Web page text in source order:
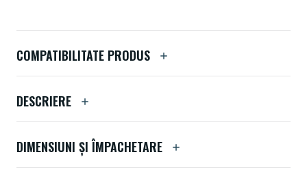
COMPATIBILITATE PRODUS
DESCRIERE
DIMENSIUNI ȘI ÎMPACHETARE